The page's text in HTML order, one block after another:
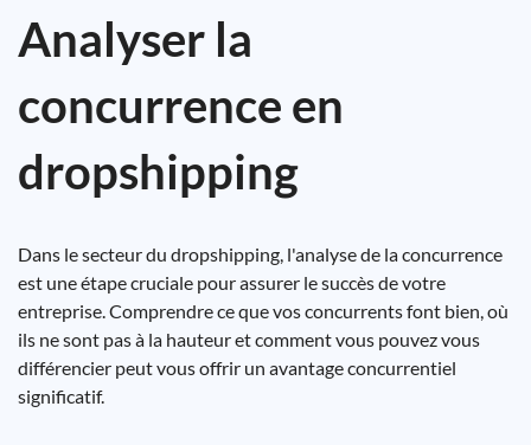
Analyser la
concurrence en
dropshipping
Dans le secteur du dropshipping, l'analyse de la concurrence
est une étape cruciale pour assurer le succès de votre
entreprise. Comprendre ce que vos concurrents font bien, où
ils ne sont pas à la hauteur et comment vous pouvez vous
différencier peut vous offrir un avantage concurrentiel
significatif.